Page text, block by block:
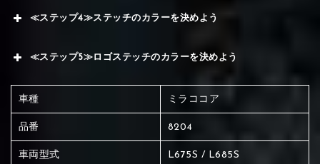
≪ステップ4≫ステッチのカラーを決めよう
≪ステップ5≫ロゴステッチのカラーを決めよう
車種 ミラココア
品番 8204
車両型式 L675S / L685S